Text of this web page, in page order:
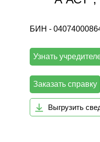
БИН -
Узнать
Заказать справку
Выгрузить